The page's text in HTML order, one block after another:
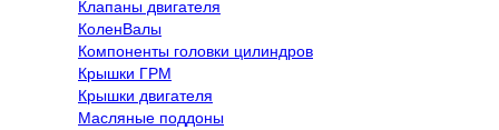
Клапаны двигателя
КоленВалы
Компоненты головки цилиндров
Крышки ГРМ
Крышки двигателя
Масляные поддоны